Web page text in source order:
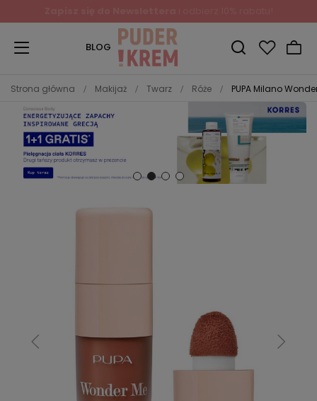
BLOG
Strona główna Makijaż Twarz Róże PUPA Milano